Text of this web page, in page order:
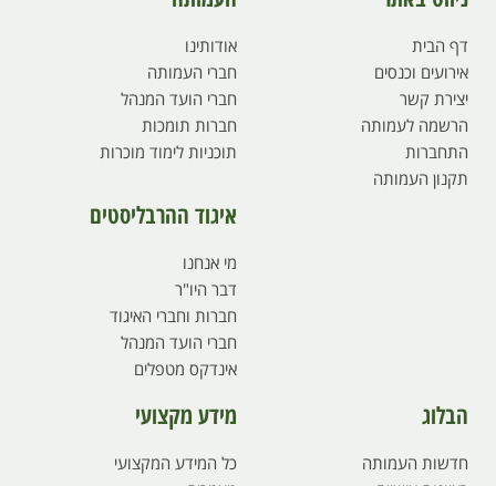
דף הבית
אירועים וכנסים
יצירת קשר
הרשמה לעמותה
התחברות
תקנון העמותה
אודותינו
חברי העמותה
חברי הועד המנהל
חברות תומכות
תוכניות לימוד מוכרות
איגוד ההרבליסטים
מי אנחנו
דבר היו"ר
חברות וחברי האיגוד
חברי הועד המנהל
אינדקס מטפלים
הבלוג
חדשות העמותה
מידע מקצועי
כל המידע המקצועי